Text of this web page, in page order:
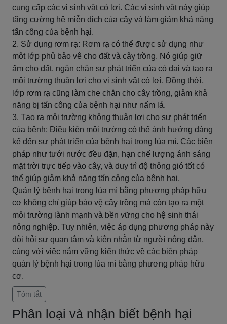
cung cấp các vi sinh vật có lợi. Các vi sinh vật này giúp
tăng cường hệ miễn dịch của cây và làm giảm khả năng
tấn công của bệnh hại.
2. Sử dụng rơm rạ: Rơm rạ có thể được sử dụng như
một lớp phủ bảo vệ cho đất và cây trồng. Nó giúp giữ
ẩm cho đất, ngăn chặn sự phát triển của cỏ dại và tạo ra
môi trường thuận lợi cho vi sinh vật có lợi. Đồng thời,
lớp rơm rạ cũng làm che chắn cho cây trồng, giảm khả
năng bị tấn công của bệnh hại như nấm lá.
3. Tạo ra môi trường không thuận lợi cho sự phát triển
của bệnh: Điều kiện môi trường có thể ảnh hưởng đáng
kể đến sự phát triển của bệnh hại trong lúa mì. Các biện
pháp như tưới nước đều đặn, hạn chế lượng ánh sáng
mặt trời trực tiếp vào cây, và duy trì độ thông gió tốt có
thể giúp giảm khả năng tấn công của bệnh hại.
Quản lý bệnh hại trong lúa mì bằng phương pháp hữu
cơ không chỉ giúp bảo vệ cây trồng mà còn tạo ra một
môi trường lành mạnh và bền vững cho hệ sinh thái
nông nghiệp. Tuy nhiên, việc áp dụng phương pháp này
đòi hỏi sự quan tâm và kiên nhẫn từ người nông dân,
cùng với việc nắm vững kiến thức về các biện pháp
quản lý bệnh hại trong lúa mì bằng phương pháp hữu
cơ.
Tóm tắt
Phân loại và nhận biết bệnh hại